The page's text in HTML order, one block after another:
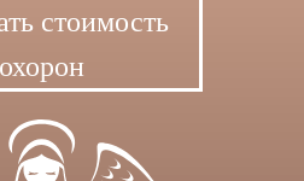
стоимость